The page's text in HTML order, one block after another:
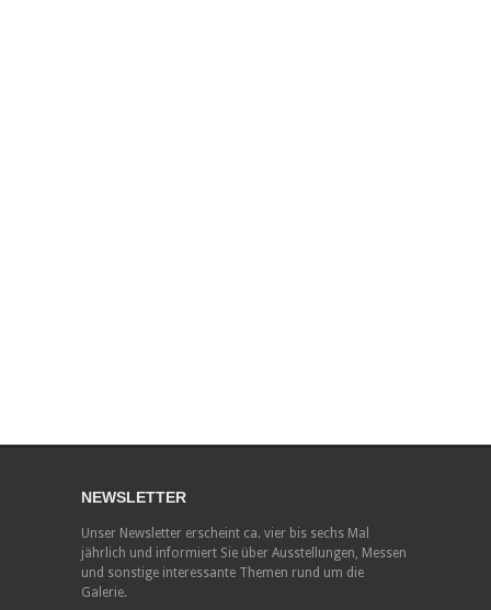
NEWSLETTER
Unser Newsletter erscheint ca. vier bis sechs Mal
jährlich und informiert Sie über Ausstellungen, Messen
und sonstige interessante Themen rund um die
Galerie.